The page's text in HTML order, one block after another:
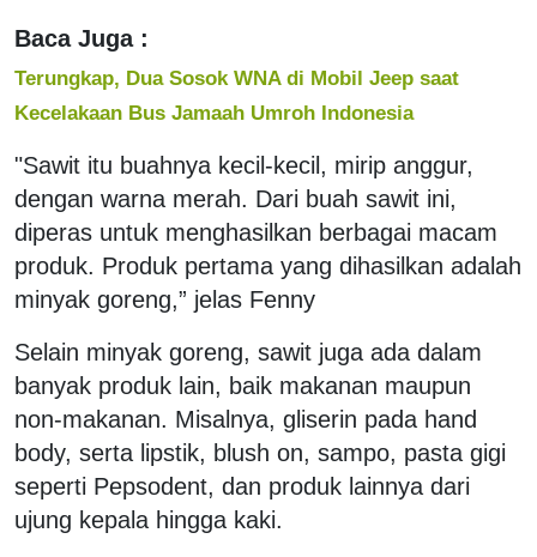
Baca Juga :
Terungkap, Dua Sosok WNA di Mobil Jeep saat
Kecelakaan Bus Jamaah Umroh Indonesia
"Sawit itu buahnya kecil-kecil, mirip anggur,
dengan warna merah. Dari buah sawit ini,
diperas untuk menghasilkan berbagai macam
produk. Produk pertama yang dihasilkan adalah
minyak goreng,” jelas Fenny
Selain minyak goreng, sawit juga ada dalam
banyak produk lain, baik makanan maupun
non-makanan. Misalnya, gliserin pada hand
body, serta lipstik, blush on, sampo, pasta gigi
seperti Pepsodent, dan produk lainnya dari
ujung kepala hingga kaki.